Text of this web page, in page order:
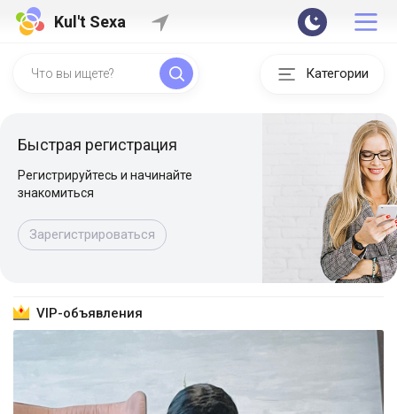
Kul't Sexa
Категории
Быстрая регистрация
Регистрируйтесь и начинайте
знакомиться
Зарегистрироваться
VIP-объявления